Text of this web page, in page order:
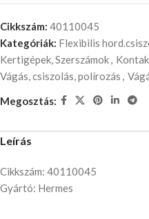
Cikkszám: 40110045
Kategóriák: Flexibilis
Kertigépek, Szerszámok,
Vágás, csiszolás, polírozás ,
Megosztás:
Leírás
Cikkszám: 40110045
Gyártó: Hermes